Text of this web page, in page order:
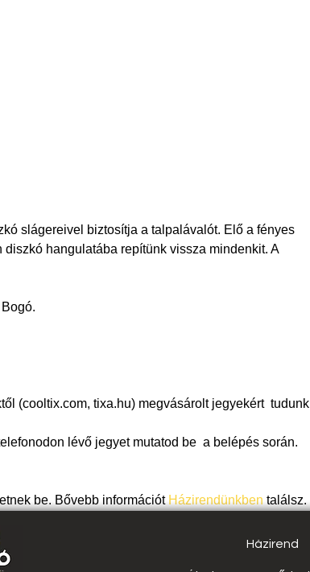
slágereivel biztosítja a talpalávalót. Elő a fényes
hangulatába repítünk vissza mindenkit. A
(cooltix.com, tixa.hu) megvásárolt jegyekért  tudunk
lévő jegyet mutatod be  a belépés során.
be. Bővebb információt Házirendünkben találsz.
Házirend